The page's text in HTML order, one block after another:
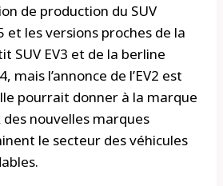
de production du SUV
et les versions proches de la
SUV EV3 et de la berline
mais l’annonce de l’EV2 est
pourrait donner à la marque
nouvelles marques
le secteur des véhicules